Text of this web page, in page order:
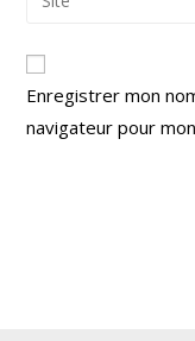
Enregistrer mon
navigateur pour